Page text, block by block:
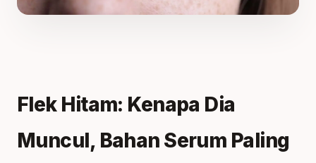
Flek Hitam: Kenapa Dia
Muncul, Bahan Serum Paling